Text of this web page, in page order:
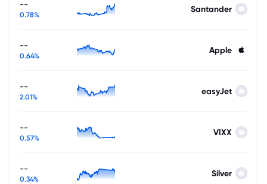
Santander
--
0.78%
Apple
--
0.64%
easyJet
--
2.01%
VIXX
--
0.57%
Silver
--
0.34%